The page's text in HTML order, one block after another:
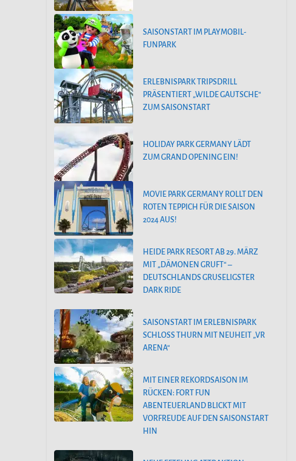
SAISONSTART IM PLAYMOBIL-
FUNPARK
ERLEBNISPARK TRIPSDRILL
PRÄSENTIERT „WILDE GAUTSCHE“
ZUM SAISONSTART
HOLIDAY PARK GERMANY LÄDT
ZUM GRAND OPENING EIN!
MOVIE PARK GERMANY ROLLT DEN
ROTEN TEPPICH FÜR DIE SAISON
2024 AUS!
HEIDE PARK RESORT AB 29. MÄRZ
MIT „DÄMONEN GRUFT“ –
DEUTSCHLANDS GRUSELIGSTER
DARK RIDE
SAISONSTART IM ERLEBNISPARK
SCHLOSS THURN MIT NEUHEIT „VR
ARENA“
MIT EINER REKORDSAISON IM
RÜCKEN: FORT FUN
ABENTEUERLAND BLICKT MIT
VORFREUDE AUF DEN SAISONSTART
HIN